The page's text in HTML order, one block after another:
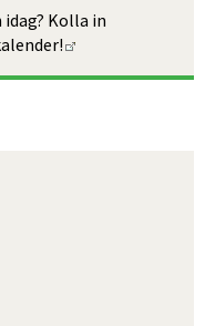
Kolla in